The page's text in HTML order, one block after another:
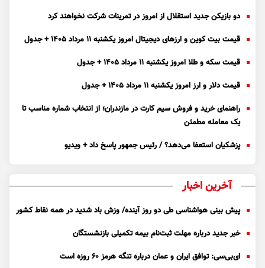
دو بازیکن جدید استقلال از امروز در تمرینات شرکت نخواهند کرد
قیمت بیت کوین و ارز‌های دیجیتال امروز یکشنبه ۱۱ مرداد ۱۴۰۵ + جدول
قیمت سکه و طلا امروز یکشنبه ۱۱ مرداد ۱۴۰۵ + جدول
قیمت دلار و ارز امروز یکشنبه ۱۱ مرداد ۱۴۰۵ + جدول
راهنمای خرید و فروش سیم کارت در مازندران؛ از انتخاب شماره مناسب تا
یک معامله مطمئن
پزشکیان استعفا می‌دهد؟ / رئیس جمهور پاسخ داد + ویدیو
آخرین اخبار
پیش بینی هواشناسی طی دو روز آینده/ وزش باد شدید در همه نقاط کشور
خبر جدید درباره مهلت ثبت‌نام بیمه تکمیلی بازنشستگان
ای‌بی‌سی: توافق ایران و عمان درباره تنگه هرمز ۶۰ روزه است